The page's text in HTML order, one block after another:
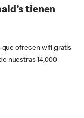
tienen
que ofrecen wifi gratis
nuestras 14,000